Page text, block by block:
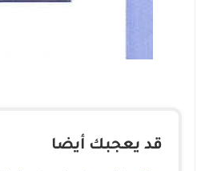
قد يعجبك أيضا